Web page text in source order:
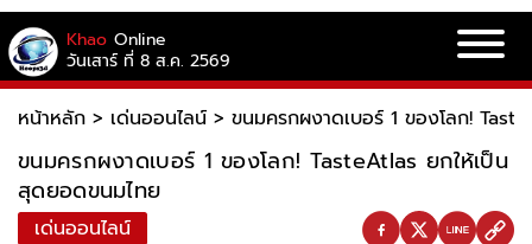
Khao Online
วันเสาร์ ที่ 8 ส.ค. 2569
หน้าหลัก > เด่นออนไลน์ > ขนมครกผงาดเบอร์ 1 ของโลก!
ขนมครกผงาดเบอร์ 1 ของโลก! TasteAtlas ยกให้เป็น
สุดยอดขนมไทย
เด่นออนไลน์